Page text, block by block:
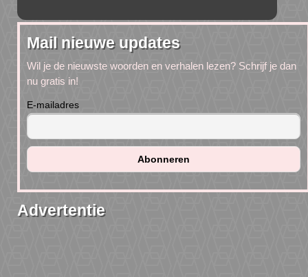
Mail nieuwe updates
Wil je de nieuwste woorden en verhalen lezen? Schrijf je dan
nu gratis in!
E-mailadres
Advertentie